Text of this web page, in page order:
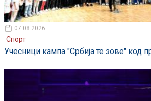
07.08.2026
Спорт
Учесници кампа "Србија те зове" код